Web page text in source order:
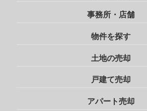
事務所・店舗
物件を探す
土地の売却
戸建て売却
アパート売却